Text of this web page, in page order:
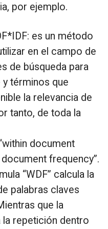
por ejemplo.
es un método
en el campo de
de búsqueda para
términos que
la relevancia de
tanto, de toda la
document
frequency”.
“WDF” calcula la
palabras claves
que la
la repetición dentro